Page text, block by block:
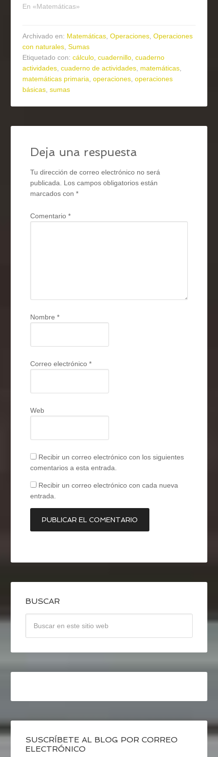
En «Matemáticas»
Archivado en: Matemáticas ,Operaciones ,Operaciones
con naturales ,Sumas
Etiquetado con:cálculo ,cuadernillo ,cuaderno
actividades ,cuaderno de actividades matemáticas
matemáticas primaria ,operaciones ,operaciones
básicas ,sumas
Deja una respuesta
Tu dirección de correo electrónico no será
publicada.
Los campos obligatorios están
marcados con*
Comentario*
Nombre*
Correo electrónico*
Web
Recibir un correo electrónico con los siguientes
comentarios a esta entrada.
Recibir un correo electrónico con cada nueva
entrada.
BUSCAR
SUSCRÍBETE AL BLOG POR CORREO
ELECTRÓNICO